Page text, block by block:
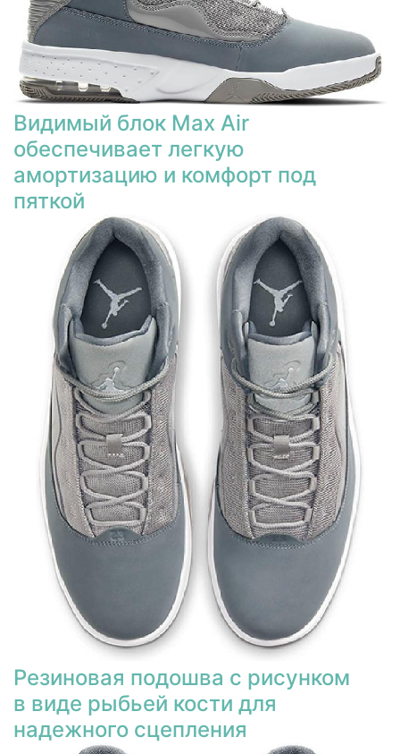
Видимый блок Max Air
обеспечивает легкую
амортизацию и комфорт под
пяткой
Резиновая подошва с рисунком
в виде рыбьей кости для
надежного сцепления